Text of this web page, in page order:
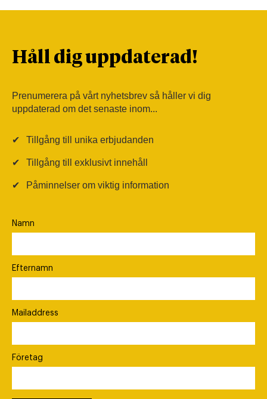
Håll dig uppdaterad!
Prenumerera på vårt nyhetsbrev så håller vi dig
uppdaterad om det senaste inom...
✔ Tillgång till unika erbjudanden
✔ Tillgång till exklusivt innehåll
✔ Påminnelser om viktig information
Namn
Efternamn
Mailaddress
Företag